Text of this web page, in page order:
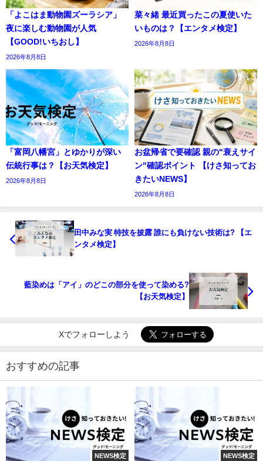
「よこはま動物園ズーラシア」
夜に楽しむ動物園が人気
【GOOD!いちおし】
2026年8月8日
菜々緒 最近買ったこの夏使いた
いものは？【エンタメ検定】
2026年8月8日
「富岡八幡宮」とゆかりが深い
伝統行事は？【お天気検定】
2026年8月8日
お盆帰省で要確認 親の"衰えサイ
ン"確認ポイント 【けさ知ってお
きたいNEWS】
2026年8月8日
田中みな実 特技を披露 誰にも負けない技術は? 【エ
ンタメ検定】
藍染めは「アイ」のどこの部分を使って染める?
【お天気検定】
Xでフォローしよう
おすすめの記事
NEWS検定 NEWS検定